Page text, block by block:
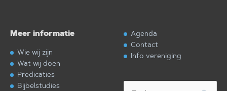
Meer informatie
Wie wij zijn
Wat wij doen
Predicaties
Bijbelstudies
Agenda
Contact
Info vereniging